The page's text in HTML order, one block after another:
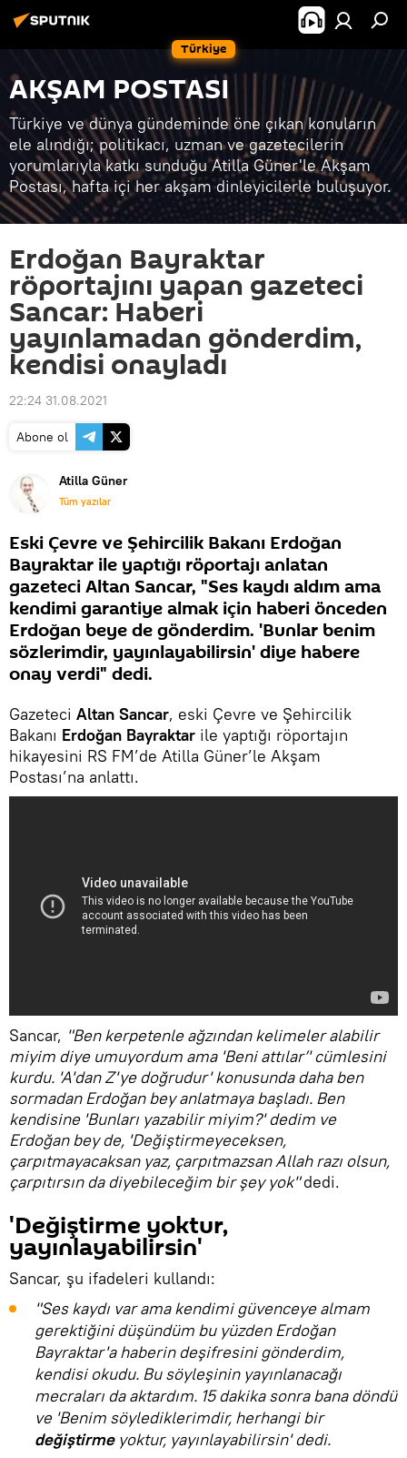
Türkiye
AKŞAM POSTASI
Türkiye ve dünya gündeminde öne çıkan konuların
ele alındığı; politikacı, uzman ve gazetecilerin
yorumlarıyla katkı sunduğu Atilla Güner'le Akşam
Postası, hafta içi her akşam dinleyicilerle buluşuyor.
Erdoğan Bayraktar
röportajını yapan gazeteci
Sancar: Haberi
yayınlamadan gönderdim,
kendisi onayladı
22:24 31.08.2021
Abone ol
Atilla Güner
Tüm yazılar
Eski Çevre ve Şehircilik Bakanı Erdoğan
Bayraktar ile yaptığı röportajı anlatan
gazeteci Altan Sancar, "Ses kaydı aldım ama
kendimi garantiye almak için haberi önceden
Erdoğan beye de gönderdim. 'Bunlar benim
sözlerimdir, yayınlayabilirsin' diye habere
onay verdi" dedi.
Gazeteci Altan Sancar, eski Çevre ve Şehircilik
Bakanı Erdoğan Bayraktar ile yaptığı röportajın
hikayesini RS FM’de Atilla Güner’le Akşam
Postası’na anlattı.
Sancar, "Ben kerpetenle ağzından kelimeler alabilir
miyim diye umuyordum ama 'Beni attılar’' cümlesini
kurdu. 'A'dan Z'ye doğrudur' konusunda daha ben
sormadan Erdoğan bey anlatmaya başladı. Ben
kendisine 'Bunları yazabilir miyim?' dedim ve
Erdoğan bey de, 'Değiştirmeyeceksen,
çarpıtmayacaksan yaz, çarpıtmazsan Allah razı olsun,
çarpıtırsın da diyebileceğim bir şey yok"dedi.
'Değiştirme yoktur,
yayınlayabilirsin'
Sancar, şu ifadeleri kullandı:
"Ses kaydı var ama kendimi güvenceye almam
gerektiğini düşündüm bu yüzden Erdoğan
Bayraktar'a haberin deşifresini gönderdim,
kendisi okudu. Bu söyleşinin yayınlanacağı
mecraları da aktardım. 15 dakika sonra bana döndü
ve 'Benim söylediklerimdir, herhangi bir
değiştirmeyoktur, yayınlayabilirsin' dedi.